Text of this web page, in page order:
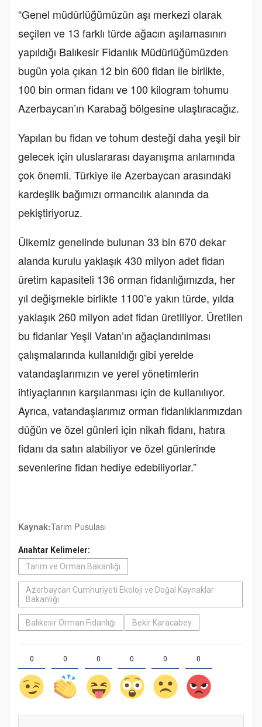
“Genel müdürlüğümüzün aşı merkezi olarak
seçilen ve 13 farklı türde ağacın aşılamasının
yapıldığı Balıkesir Fidanlık Müdürlüğümüzden
bugün yola çıkan 12 bin 600 fidan ile birlikte,
100 bin orman fidanı ve 100 kilogram tohumu
Azerbaycan’ın Karabağ bölgesine ulaştıracağız.
Yapılan bu fidan ve tohum desteği daha yeşil bir
gelecek için uluslararası dayanışma anlamında
çok önemli. Türkiye ile Azerbaycan arasındaki
kardeşlik bağımızı ormancılık alanında da
pekiştiriyoruz.
Ülkemiz genelinde bulunan 33 bin 670 dekar
alanda kurulu yaklaşık 430 milyon adet fidan
üretim kapasiteli 136 orman fidanlığımızda, her
yıl değişmekle birlikte 1100’e yakın türde, yılda
yaklaşık 260 milyon adet fidan üretiliyor. Üretilen
bu fidanlar Yeşil Vatan’ın ağaçlandırılması
çalışmalarında kullanıldığı gibi yerelde
vatandaşlarımızın ve yerel yönetimlerin
ihtiyaçlarının karşılanması için de kullanılıyor.
Ayrıca, vatandaşlarımız orman fidanlıklarımızdan
düğün ve özel günleri için nikah fidanı, hatıra
fidanı da satın alabiliyor ve özel günlerinde
sevenlerine fidan hediye edebiliyorlar.”
Kaynak:Tarım Pusulası
Anahtar Kelimeler:
Tarım ve Orman Bakanlığı
Azerbaycan Cumhuriyeti Ekoloji ve Doğal Kaynaklar
Bakanlığı
Balıkesir Orman Fidanlığı Bekir Karacabey
0 0 0 0 0 0